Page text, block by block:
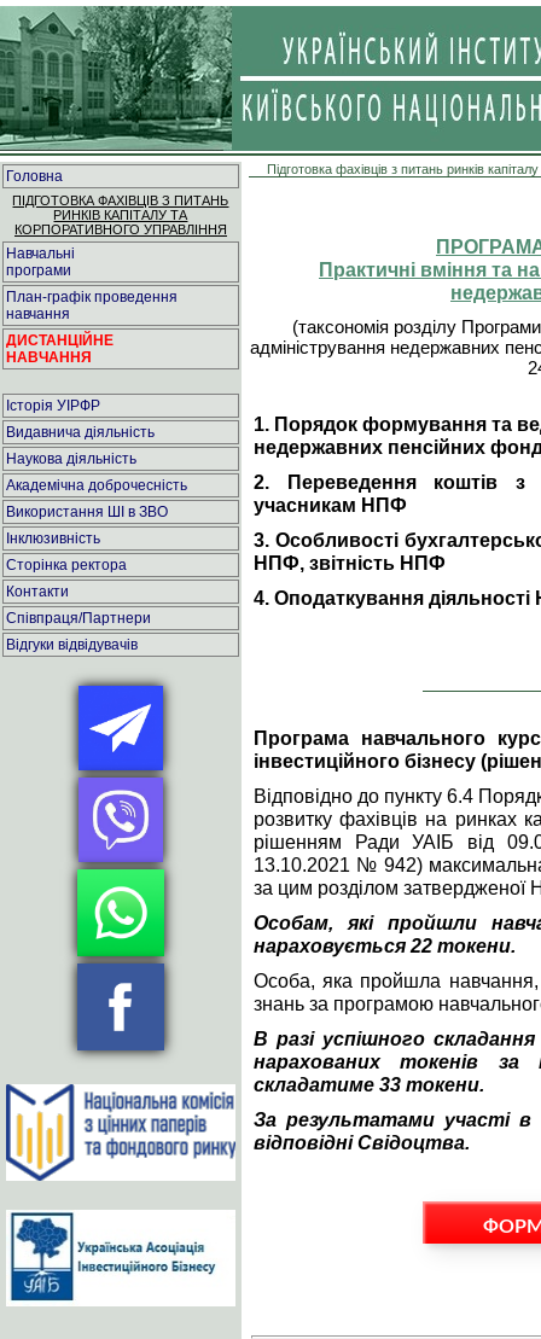
Головна
ПІДГОТОВКА ФАХІВЦІВ З ПИТАНЬ
РИНКІВ КАПІТАЛУ ТА
КОРПОРАТИВНОГО УПРАВЛІННЯ
Навчальні
програми
План-графік проведення
навчання
ДИСТАНЦІЙНЕ
НАВЧАННЯ
Історія УІРФР
Видавнича діяльність
Наукова діяльність
Академічна доброчесність
Використання ШІ в ЗВО
Інклюзивність
Сторінка ректора
Контакти
Співпраця/Партнери
Відгуки відвідувачів
Підготовка фахівців з питань ринків
Практичні вміння та
(таксономія розділу
адміністрування недержавних
1. Порядок формування та
недержавних пенсійних
2. Переведення коштів з
учасникам НПФ
3. Особливості
НПФ, звітність НПФ
4. Оподаткування
Програма навчального
інвестиційного бізнесу
Відповідно до пункту 6.4
розвитку фахівців на ринках
рішенням Ради УАІБ від
13.10.2021 № 942) максимальна
за цим розділом
Особам, які пройшли
нараховується 22 токени.
Особа, яка пройшла навчання,
знань за програмою
В разі успішного
нарахованих токенів
складатиме 33 токени.
За результатами участі в
відповідні Свідоцтва.